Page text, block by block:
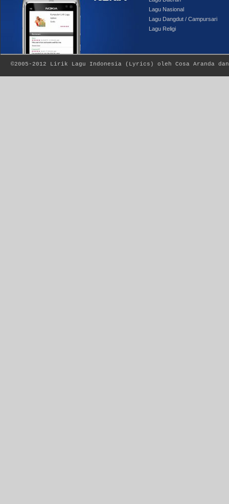
Lagu Nasional
Lagu Dangdut / Campursari
Lagu Religi
©2005-2012 Lirik Lagu Indonesia ( Lyrics ) oleh Cosa Aranda